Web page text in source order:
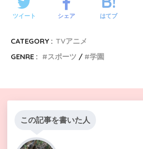
ツイート シェア はてブ
CATEGORY : TVアニメ
GENRE :
スポーツ 学園
この記事を書いた人